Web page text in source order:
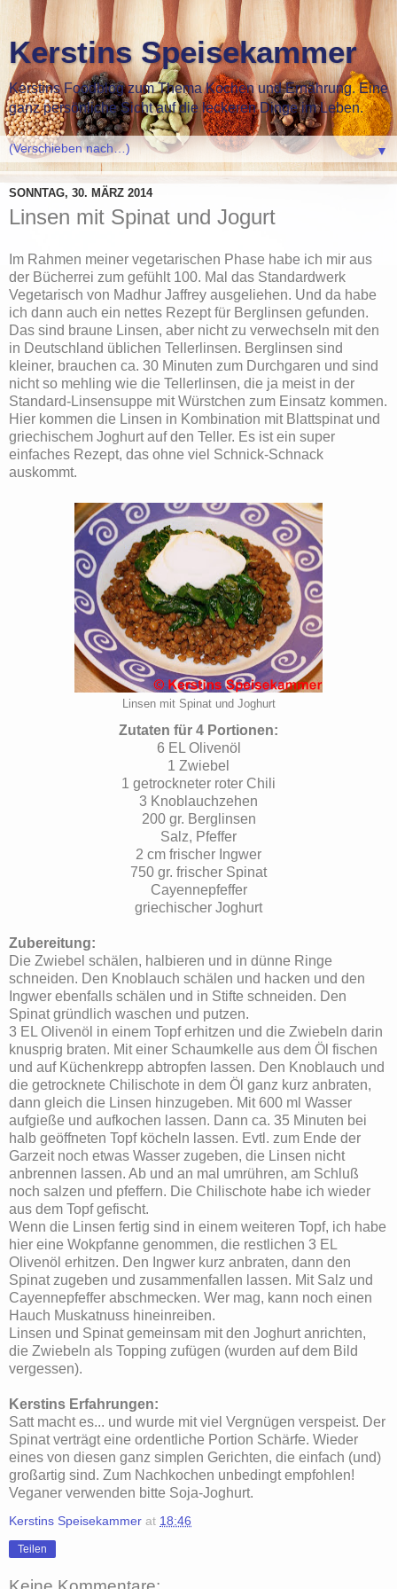
Kerstins Speisekammer
Kerstins Foodblog zum Thema Kochen und Ernährung. Eine
ganz persönliche Sicht auf die leckeren Dinge im Leben.
▼
SONNTAG, 30. MÄRZ 2014
Linsen mit Spinat und Jogurt
Im Rahmen meiner vegetarischen Phase habe ich mir aus
der Bücherrei zum gefühlt 100. Mal das Standardwerk
Vegetarisch von Madhur Jaffrey ausgeliehen. Und da habe
ich dann auch ein nettes Rezept für Berglinsen gefunden.
Das sind braune Linsen, aber nicht zu verwechseln mit den
in Deutschland üblichen Tellerlinsen. Berglinsen sind
kleiner, brauchen ca. 30 Minuten zum Durchgaren und sind
nicht so mehling wie die Tellerlinsen, die ja meist in der
Standard-Linsensuppe mit Würstchen zum Einsatz kommen.
Hier kommen die Linsen in Kombination mit Blattspinat und
griechischem Joghurt auf den Teller. Es ist ein super
einfaches Rezept, das ohne viel Schnick-Schnack
auskommt.
Linsen mit Spinat und Joghurt
Zutaten für 4 Portionen:
6 EL Olivenöl
1 Zwiebel
1 getrockneter roter Chili
3 Knoblauchzehen
200 gr. Berglinsen
Salz, Pfeffer
2 cm frischer Ingwer
750 gr. frischer Spinat
Cayennepfeffer
griechischer Joghurt
Zubereitung:
Die Zwiebel schälen, halbieren und in dünne Ringe
schneiden. Den Knoblauch schälen und hacken und den
Ingwer ebenfalls schälen und in Stifte schneiden. Den
Spinat gründlich waschen und putzen.
3 EL Olivenöl in einem Topf erhitzen und die Zwiebeln darin
knusprig braten. Mit einer Schaumkelle aus dem Öl fischen
und auf Küchenkrepp abtropfen lassen. Den Knoblauch und
die getrocknete Chilischote in dem Öl ganz kurz anbraten,
dann gleich die Linsen hinzugeben. Mit 600 ml Wasser
aufgieße und aufkochen lassen. Dann ca. 35 Minuten bei
halb geöffneten Topf köcheln lassen. Evtl. zum Ende der
Garzeit noch etwas Wasser zugeben, die Linsen nicht
anbrennen lassen. Ab und an mal umrühren, am Schluß
noch salzen und pfeffern. Die Chilischote habe ich wieder
aus dem Topf gefischt.
Wenn die Linsen fertig sind in einem weiteren Topf, ich habe
hier eine Wokpfanne genommen, die restlichen 3 EL
Olivenöl erhitzen. Den Ingwer kurz anbraten, dann den
Spinat zugeben und zusammenfallen lassen. Mit Salz und
Cayennepfeffer abschmecken. Wer mag, kann noch einen
Hauch Muskatnuss hineinreiben.
Linsen und Spinat gemeinsam mit den Joghurt anrichten,
die Zwiebeln als Topping zufügen (wurden auf dem Bild
vergessen).
Kerstins Erfahrungen:
Satt macht es... und wurde mit viel Vergnügen verspeist. Der
Spinat verträgt eine ordentliche Portion Schärfe. Wieder
eines von diesen ganz simplen Gerichten, die einfach (und)
großartig sind. Zum Nachkochen unbedingt empfohlen!
Veganer verwenden bitte Soja-Joghurt.
Kerstins Speisekammer at 18:46
Teilen